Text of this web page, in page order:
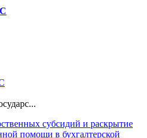
субсидий и раскрытие
помощи в бухгалтерской